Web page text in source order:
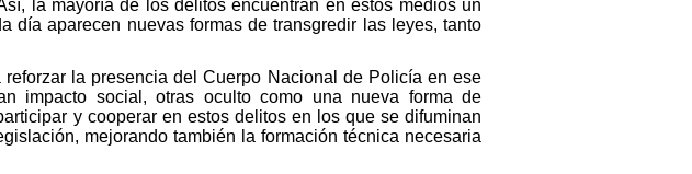
la mayoría de los delitos encuentran en estos medios un
día aparecen nuevas formas de transgredir las leyes, tanto
la presencia del Cuerpo Nacional de Policía en ese
impacto social, otras oculto como una nueva forma de
y cooperar en estos delitos en los que se difuminan
mejorando también la formación técnica necesaria